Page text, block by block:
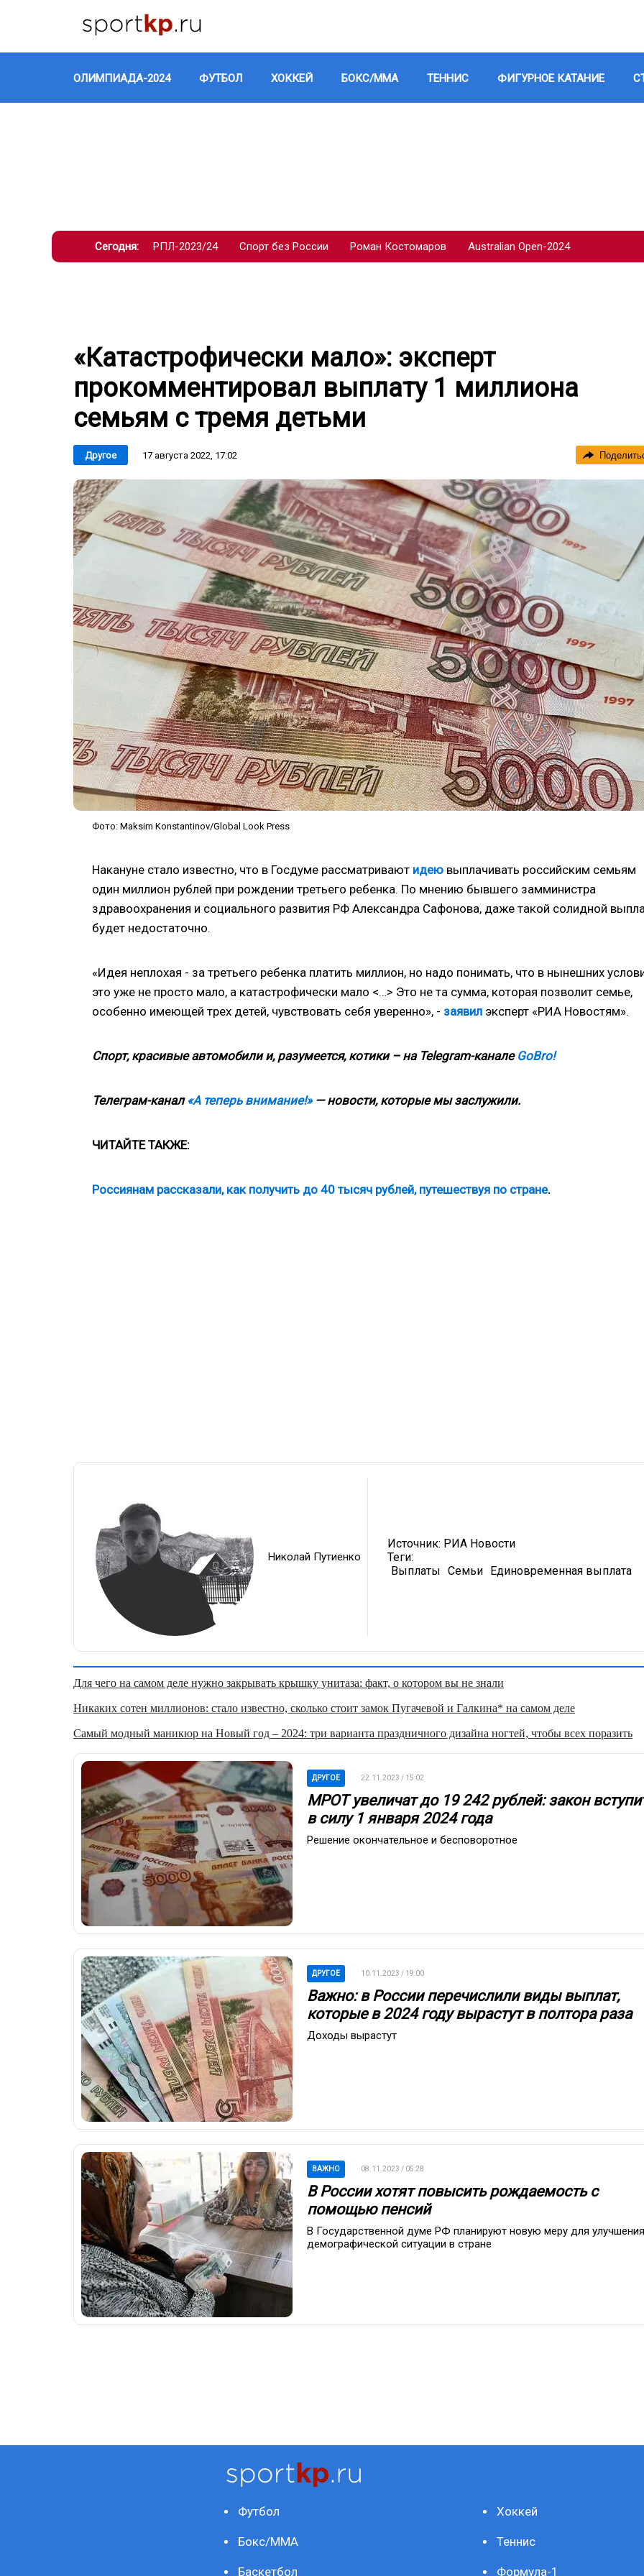
ОЛИМПИАДА-2024 ФУТБОЛ ХОККЕЙ БОКС/ММА ТЕННИС ФИГУРНОЕ КАТАНИЕ
Сегодня: РПЛ-2023/24 Спорт без России Роман Костомаров Australian Open-2024
«Катастрофически мало»: эксперт
прокомментировал выплату 1 миллиона
семьям с тремя детьми
Другое 17 августа 2022, 17:02
Фото: Maksim Konstantinov/Global Look Press
Накануне стало известно, что в Госдуме рассматривают идею выплачивать российским семьям
один миллион рублей при рождении третьего ребенка. По мнению бывшего замминистра
здравоохранения и социального развития РФ Александра Сафонова, даже такой солидной
будет недостаточно.
«Идея неплохая - за третьего ребенка платить миллион, но надо понимать, что в нынешних
это уже не просто мало, а катастрофически мало <…> Это не та сумма, которая позволит семье,
особенно имеющей трех детей, чувствовать себя уверенно», - заявил эксперт «РИА Новостям».
Спорт, красивые автомобили и, разумеется, котики – на Telegram-канале GoBro!
Телеграм-канал «А теперь внимание!»— новости, которые мы заслужили.
ЧИТАЙТЕ ТАКЖЕ:
Россиянам рассказали, как получить до 40 тысяч рублей, путешествуя по стране.
Николай Путиенко
Источник: РИА Новости
Теги:
Выплаты Семьи Единовременная выплата
Для чего на самом деле нужно закрывать крышку унитаза: факт, о котором вы не знали
Никаких сотен миллионов: стало известно, сколько стоит замок Пугачевой и Галкина* на самом деле
Самый модный маникюр на Новый год – 2024: три варианта праздничного дизайна ногтей, чтобы всех поразить
ДРУГОЕ 22.11.2023 / 15:02
МРОТ увеличат до 19 242 рублей: закон
в силу 1 января 2024 года
Решение окончательное и бесповоротное
ДРУГОЕ 10.11.2023 / 19:00
Важно: в России перечислили виды выплат,
которые в 2024 году вырастут в полтора раза
Доходы вырастут
ВАЖНО 08.11.2023 / 05:28
В России хотят повысить рождаемость с
помощью пенсий
В Государственной думе РФ планируют новую меру для улучшения
демографической ситуации в стране
Футбол Хоккей
Бокс/ММА Теннис
Баскетбол Формула-1